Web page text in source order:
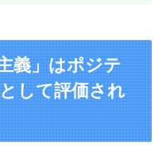
義」はポジテ
して評価され